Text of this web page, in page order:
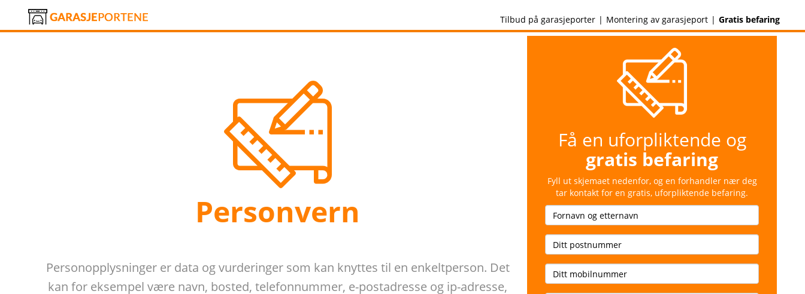
Tilbud på garasjeporter Montering av garasjeport Gratis befaring
Få en uforpliktende og
gratis befaring
Fyll ut skjemaet nedenfor, og en forhandler nær deg
tar kontakt for en gratis, uforpliktende befaring.
Personvern
Personopplysninger er data og vurderinger som kan knyttes til en enkeltperson. Det
kan for eksempel være navn, bosted, telefonnummer, e-postadresse og ip-adresse,